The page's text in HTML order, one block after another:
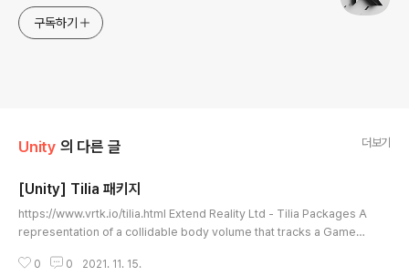
구독하기
Unity 의 다른 글 더보기
[Unity] Tilia 패키지
https://www.vrtk.io/tilia.html Extend Reality Ltd - Tilia Packages A
representation of a collidable body volume that tracks a GameO
hub.com/ExtendRealityLtd/Tilia.Trackers.PseudoBody.Unity.git g
0 0 2021. 11. 15.